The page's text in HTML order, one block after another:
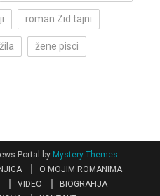
roman Zid tajni
žene pisci
Portal by Mystery Themes.
O MOJIM ROMANIMA
VIDEO
BIOGRAFIJA